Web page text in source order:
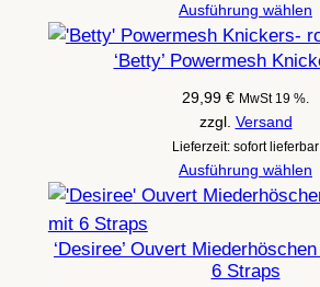
Ausführung wählen
‘Betty’ Powermesh
29,99 € MwSt 19 %.
zzgl. Versand
Lieferzeit: sofort lieferbar
Ausführung wählen
‘Desiree’ Ouvert
6 Straps